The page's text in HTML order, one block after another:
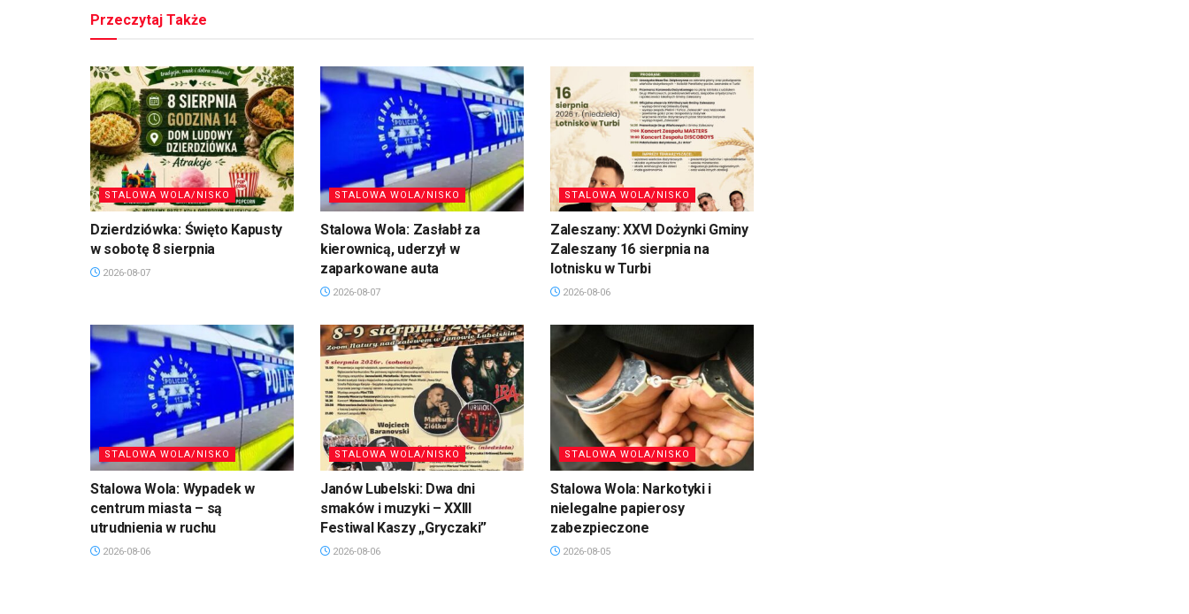
Przeczytaj Także
STALOWA WOLA/NISKO
Dzierdziówka: Święto Kapusty
w sobotę 8 sierpnia
2026-08-07
STALOWA WOLA/NISKO
Stalowa Wola: Zasłabł za
kierownicą, uderzył w
zaparkowane auta
2026-08-07
STALOWA WOLA/NISKO
Zaleszany: XXVI Dożynki Gminy
Zaleszany 16 sierpnia na
lotnisku w Turbi
2026-08-06
STALOWA WOLA/NISKO
Stalowa Wola: Wypadek w
centrum miasta – są
utrudnienia w ruchu
2026-08-06
STALOWA WOLA/NISKO
Janów Lubelski: Dwa dni
smaków i muzyki – XXIII
Festiwal Kaszy „Gryczaki”
2026-08-06
STALOWA WOLA/NISKO
Stalowa Wola: Narkotyki i
nielegalne papierosy
zabezpieczone
2026-08-05